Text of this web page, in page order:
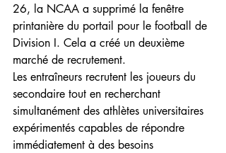
26, la NCAA a supprimé la fenêtre
printanière du portail pour le football de
Division I. Cela a créé un deuxième
marché de recrutement.
Les entraîneurs recrutent les joueurs du
secondaire tout en recherchant
simultanément des athlètes universitaires
expérimentés capables de répondre
immédiatement à des besoins